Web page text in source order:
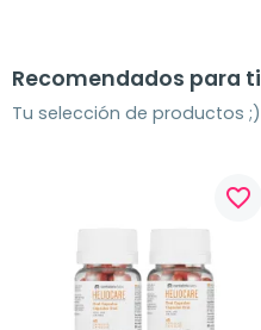
Recomendados para ti
Tu selección de productos ;)
favorite_border